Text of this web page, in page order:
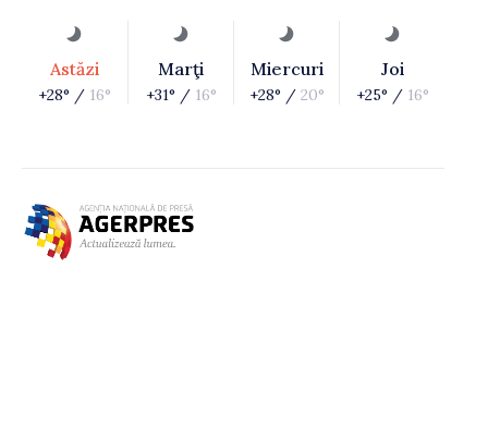
Astăzi
+28° / 16°
Marţi
+31° / 16°
Miercuri
+28° / 20°
Joi
+25° / 16°